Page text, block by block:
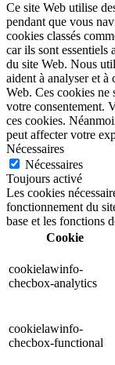
Ce site Web utilise
pendant que vous
cookies classés
car ils sont essentiels
du site Web. Nous
aident à analyser et
Web. Ces cookies ne
votre consentement.
ces cookies.
peut affecter votre
Nécessaires
Nécessaires
Toujours activé
Les cookies
fonctionnement du
base et les fonctions
Cookie
cookielawinfo-
checbox-analytics
cookielawinfo-
checbox-functional